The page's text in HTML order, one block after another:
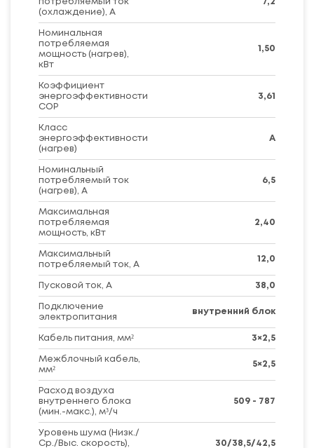
(охлаждение), А
Номинальная
потребляемая
мощность (нагрев),
кВт
1,50
Коэффициент
энергоэффективности
COP
3,61
Класс
энергоэффективности
(нагрев)
A
Номинальный
потребляемый ток
(нагрев), А
6,5
Максимальная
потребляемая
мощность, кВт
2,40
Максимальный
потребляемый ток, А
12,0
Пусковой ток, А 38,0
Подключение
электропитания
внутренний блок
Кабель питания, мм² 3×2,5
Межблочный кабель,
мм²
5×2,5
Расход воздуха
внутреннего блока
(мин.-макс.), м³/ч
509 - 787
Уровень шума (Низк./
Ср./Выс. скорость),
30/38,5/42,5